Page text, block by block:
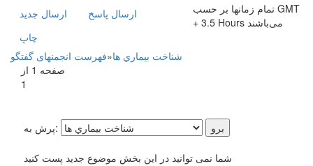
ارسال جديد
ارسال پاسخ
چاپ
تمام زمانها بر حسب GMT
+ 3.5 Hours می‌باشند
فهرست انجمنهای گفتگو»شناخت بيماري ها
صفحه 1 از
1
پرش به:
شما نمی توانید در این بخش موضوع جدید پست کنید